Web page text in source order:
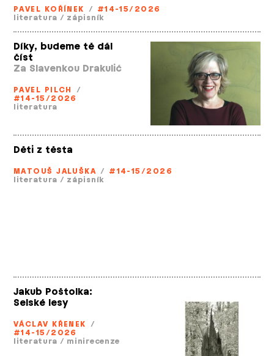
PAVEL KOŘÍNEK / #14-15/2026
literatura / zápisník
Díky, budeme tě dál
číst
Za Slavenkou Drakulić
PAVEL PILCH
/
#14-15/2026
literatura
Děti z těsta
MATOUŠ JALUŠKA / #14-15/2026
literatura / zápisník
Jakub Poštolka:
Selské lesy
VÁCLAV KŘENEK /
#14-15/2026
literatura / minirecenze